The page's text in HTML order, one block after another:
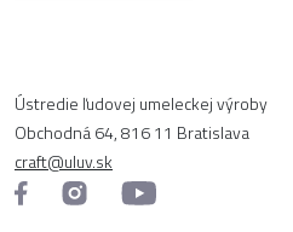
Ústredie ľudovej umeleckej výroby
Obchodná 64, 816 11 Bratislava
craft@uluv.sk